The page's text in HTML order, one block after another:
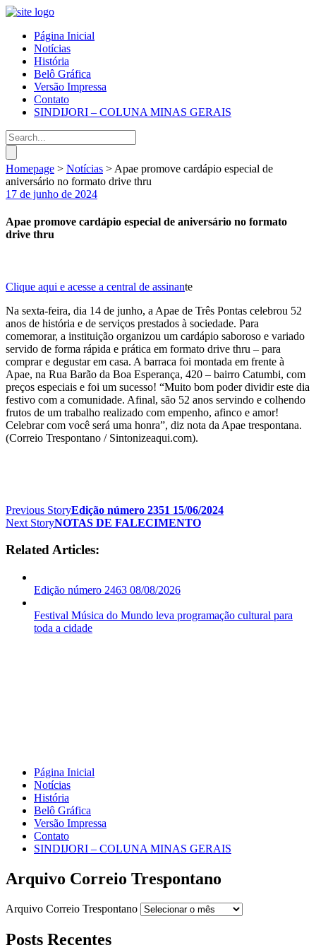
Página Inicial
Notícias
História
Belô Gráfica
Versão Impressa
Contato
SINDIJORI – COLUNA MINAS GERAIS
Homepage > Notícias > Apae promove cardápio especial de
aniversário no formato drive thru
17 de junho de 2024
Apae promove cardápio especial de aniversário no formato
drive thru
Clique aqui e acesse a central de assinante
Na sexta-feira, dia 14 de junho, a Apae de Três Pontas celebrou 52
anos de história e de serviços prestados à sociedade. Para
comemorar, a instituição organizou um cardápio saboroso e variado
servido de forma rápida e prática em formato drive thru – para
comprar e degustar em casa. A barraca foi montada em frente à
Apae, na Rua Barão da Boa Esperança, 420 – bairro Catumbi, com
preços especiais e foi um sucesso! “Muito bom poder dividir este dia
festivo com a comunidade. Afinal, são 52 anos servindo e colhendo
frutos de um trabalho realizado com empenho, afinco e amor!
Celebrar com você será uma honra”, diz nota da Apae trespontana.
(Correio Trespontano / Sintonizeaqui.com).
Previous StoryEdição número 2351 15/06/2024
Next StoryNOTAS DE FALECIMENTO
Related Articles:
Edição número 2463 08/08/2026
Festival Música do Mundo leva programação cultural para
toda a cidade
Página Inicial
Notícias
História
Belô Gráfica
Versão Impressa
Contato
SINDIJORI – COLUNA MINAS GERAIS
Arquivo Correio Trespontano
Arquivo Correio Trespontano
Posts Recentes